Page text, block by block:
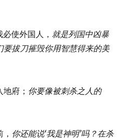
必使外国人，就是列国中凶暴
要拔刀摧毁你用智慧得来的美
府； 你要像被刺杀之人的
你还能说‘我是神明’吗？在杀